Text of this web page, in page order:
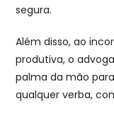
segura.
Além disso, ao
produtiva, o
palma da mão
qualquer verba,